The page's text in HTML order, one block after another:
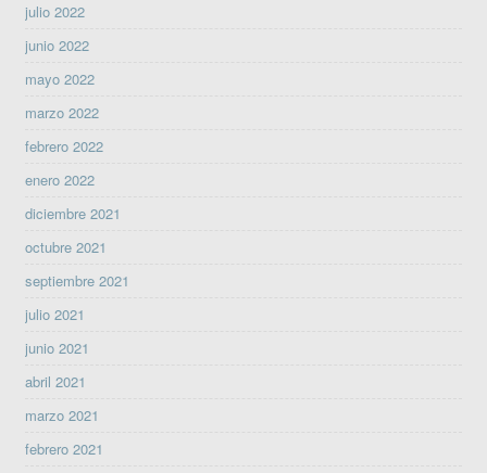
julio 2022
junio 2022
mayo 2022
marzo 2022
febrero 2022
enero 2022
diciembre 2021
octubre 2021
septiembre 2021
julio 2021
junio 2021
abril 2021
marzo 2021
febrero 2021